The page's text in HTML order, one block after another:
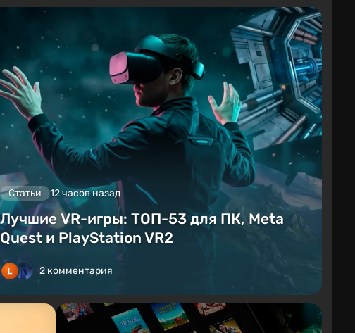
Статьи 12 часов назад
Лучшие VR-игры: ТОП-53 для ПК, Meta
Quest и PlayStation VR2
2 комментария